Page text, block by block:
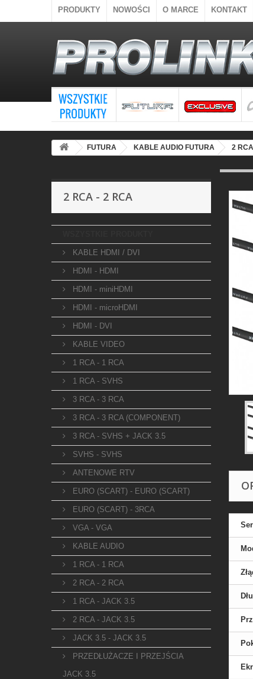
PRODUKTY NOWOŚCI O MARCE KONTAKT
FUTURA KABLE AUDIO FUTURA 2
2 RCA - 2 RCA
KABLE HDMI / DVI
HDMI - HDMI
HDMI - miniHDMI
HDMI - microHDMI
HDMI - DVI
KABLE VIDEO
1 RCA - 1 RCA
1 RCA - SVHS
3 RCA - 3 RCA
3 RCA - 3 RCA (COMPONENT)
3 RCA - SVHS + JACK 3.5
SVHS - SVHS
ANTENOWE RTV
EURO (SCART) - EURO (SCART)
EURO (SCART) - 3RCA
VGA - VGA
KABLE AUDIO
1 RCA - 1 RCA
2 RCA - 2 RCA
1 RCA - JACK 3.5
2 RCA - JACK 3.5
JACK 3.5 - JACK 3.5
PRZEDŁUŻACZE I PRZEJŚCIA
JACK 3.5